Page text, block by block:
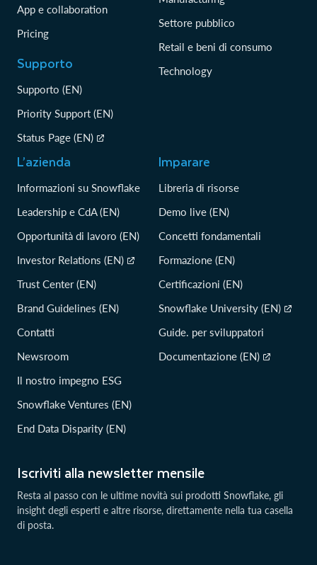
Iscriviti alla newsletter mensile
Resta al passo con le ultime novità sui prodotti Snowflake, gli
insight degli esperti e altre risorse, direttamente nella tua casella
di posta.
App e collaboration
Pricing
Supporto
Supporto (EN)
Priority Support (EN)
Status Page (EN)
Settore pubblico
Retail e beni di consumo
Technology
L’azienda
Informazioni su Snowflake
Leadership e CdA (EN)
Opportunità di lavoro (EN)
Investor Relations (EN)
Trust Center (EN)
Brand Guidelines (EN)
Contatti
Newsroom
Il nostro impegno ESG
Snowflake Ventures (EN)
End Data Disparity (EN)
Imparare
Libreria di risorse
Demo live (EN)
Concetti fondamentali
Formazione (EN)
Certificazioni (EN)
Snowflake University (EN)
Guide. per sviluppatori
Documentazione (EN)